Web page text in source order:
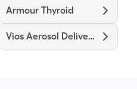
Armour Thyroid
Vios Aerosol Delivery System